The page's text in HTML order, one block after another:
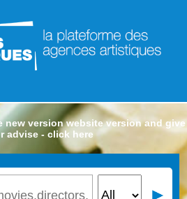
new version website version and give
advise - click here